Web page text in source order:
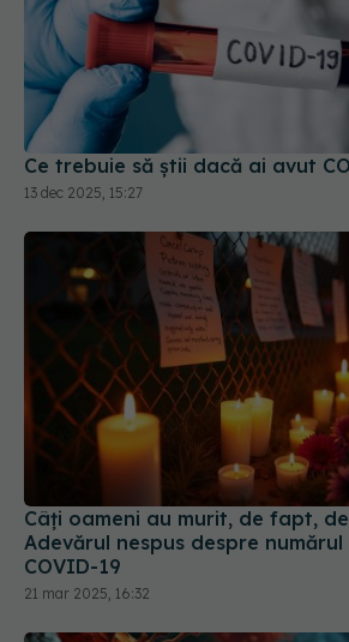
Ce trebuie să știi dacă ai avut
13 dec 2025, 15:27
Câți oameni au murit, de fapt,
Adevărul nespus despre
COVID-19